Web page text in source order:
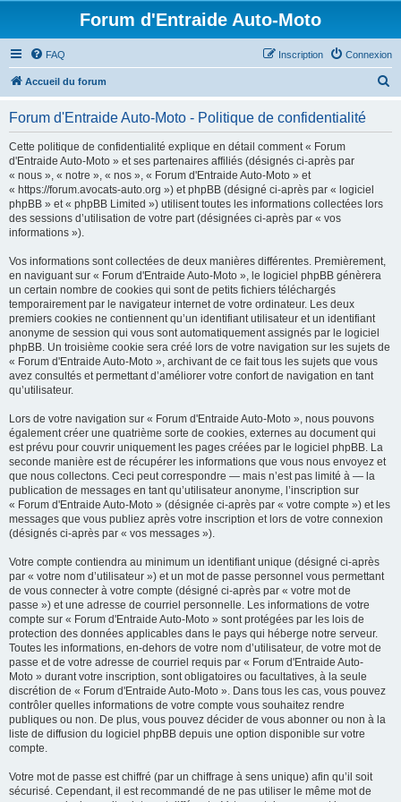
Forum d'Entraide Auto-Moto
FAQ Connexion
Inscription
Accueil du forum
Forum d'Entraide Auto-Moto - Politique de confidentialité
Cette politique de confidentialité explique en détail comment « Forum
d'Entraide Auto-Moto » et ses partenaires affiliés (désignés ci-après par
« nous », « notre », « nos », « Forum d'Entraide Auto-Moto » et
« https://forum.avocats-auto.org ») et phpBB (désigné ci-après par « logiciel
phpBB » et « phpBB Limited ») utilisent toutes les informations collectées lors
des sessions d’utilisation de votre part (désignées ci-après par « vos
informations »).
Vos informations sont collectées de deux manières différentes. Premièrement,
en naviguant sur « Forum d'Entraide Auto-Moto », le logiciel phpBB génèrera
un certain nombre de cookies qui sont de petits fichiers téléchargés
temporairement par le navigateur internet de votre ordinateur. Les deux
premiers cookies ne contiennent qu’un identifiant utilisateur et un identifiant
anonyme de session qui vous sont automatiquement assignés par le logiciel
phpBB. Un troisième cookie sera créé lors de votre navigation sur les sujets de
« Forum d'Entraide Auto-Moto », archivant de ce fait tous les sujets que vous
avez consultés et permettant d’améliorer votre confort de navigation en tant
qu’utilisateur.
Lors de votre navigation sur « Forum d'Entraide Auto-Moto », nous pouvons
également créer une quatrième sorte de cookies, externes au document qui
est prévu pour couvrir uniquement les pages créées par le logiciel phpBB. La
seconde manière est de récupérer les informations que vous nous envoyez et
que nous collectons. Ceci peut correspondre — mais n’est pas limité à — la
publication de messages en tant qu’utilisateur anonyme, l’inscription sur
« Forum d'Entraide Auto-Moto » (désignée ci-après par « votre compte ») et les
messages que vous publiez après votre inscription et lors de votre connexion
(désignés ci-après par « vos messages »).
Votre compte contiendra au minimum un identifiant unique (désigné ci-après
par « votre nom d’utilisateur ») et un mot de passe personnel vous permettant
de vous connecter à votre compte (désigné ci-après par « votre mot de
passe ») et une adresse de courriel personnelle. Les informations de votre
compte sur « Forum d'Entraide Auto-Moto » sont protégées par les lois de
protection des données applicables dans le pays qui héberge notre serveur.
Toutes les informations, en-dehors de votre nom d’utilisateur, de votre mot de
passe et de votre adresse de courriel requis par « Forum d'Entraide Auto-
Moto » durant votre inscription, sont obligatoires ou facultatives, à la seule
discrétion de « Forum d'Entraide Auto-Moto ». Dans tous les cas, vous pouvez
contrôler quelles informations de votre compte vous souhaitez rendre
publiques ou non. De plus, vous pouvez décider de vous abonner ou non à la
liste de diffusion du logiciel phpBB depuis une option disponible sur votre
compte.
Votre mot de passe est chiffré (par un chiffrage à sens unique) afin qu’il soit
sécurisé. Cependant, il est recommandé de ne pas utiliser le même mot de